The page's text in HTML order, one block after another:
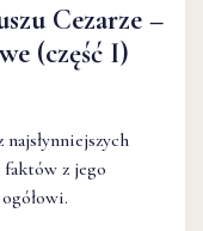
Cezarze –
(część I)
z jego